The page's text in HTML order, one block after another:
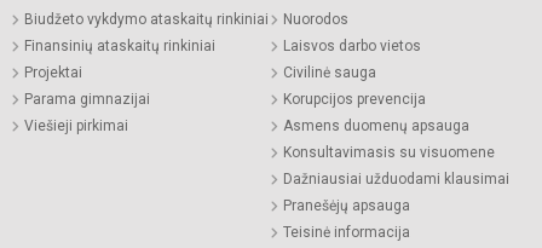
Biudžeto vykdymo ataskaitų rinkiniai
Finansinių ataskaitų rinkiniai
Projektai
Parama gimnazijai
Viešieji pirkimai
Nuorodos
Laisvos darbo vietos
Civilinė sauga
Korupcijos prevencija
Asmens duomenų apsauga
Konsultavimasis su visuomene
Dažniausiai užduodami klausimai
Pranešėjų apsauga
Teisinė informacija